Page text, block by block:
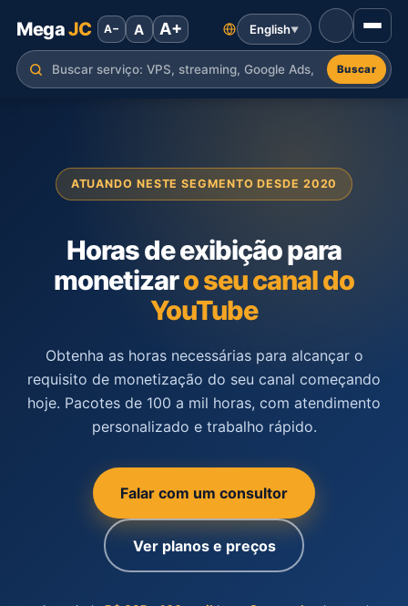
MegaJC
Buscar
A− A A+ English▼
ATUANDO NESTE SEGMENTO DESDE 2020
Horas de exibição para
monetizaro seu canal do
YouTube
Obtenha as horas necessárias para alcançar o
requisito de monetização do seu canal começando
hoje. Pacotes de 100 a mil horas, com atendimento
personalizado e trabalho rápido.
Falar com um consultor
Ver planos e preços